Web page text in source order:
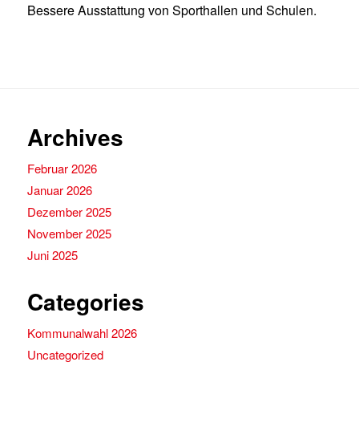
Bessere Ausstattung von Sporthallen und Schulen.
Archives
Februar 2026
Januar 2026
Dezember 2025
November 2025
Juni 2025
Categories
Kommunalwahl 2026
Uncategorized